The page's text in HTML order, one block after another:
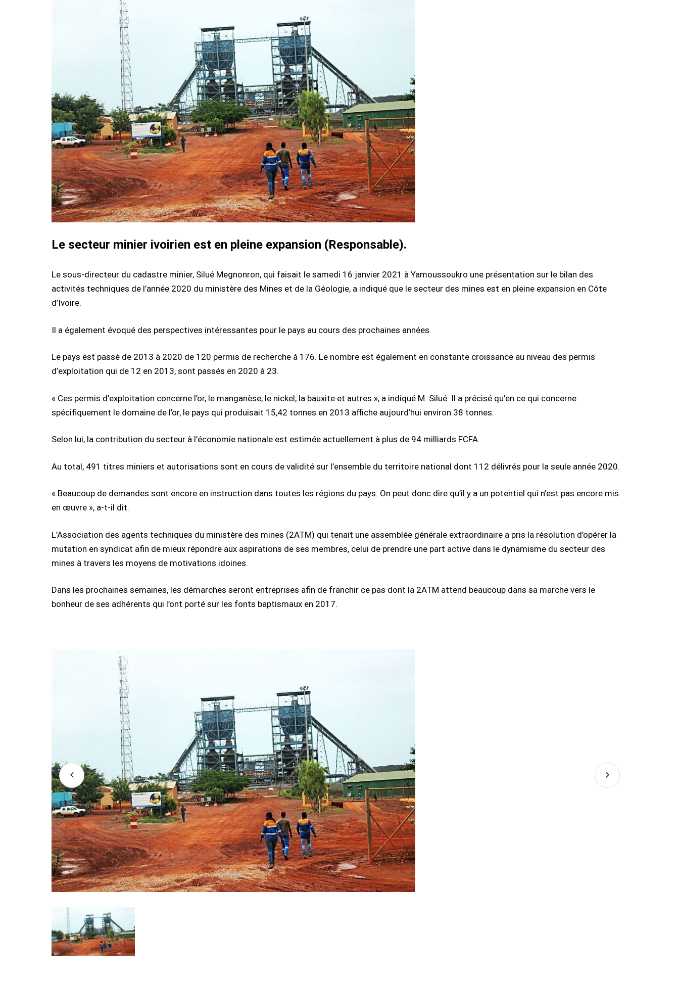
Le secteur minier ivoirien est en pleine expansion (Responsable).
Le sous-directeur du cadastre minier, Silué Megnonron, qui faisait le samedi 16 janvier 2021 à Yamoussoukro une présentation sur le bilan des
activités techniques de l’année 2020 du ministère des Mines et de la Géologie, a indiqué que le secteur des mines est en pleine expansion en Côte
d’Ivoire.
Il a également évoqué des perspectives intéressantes pour le pays au cours des prochaines années.
Le pays est passé de 2013 à 2020 de 120 permis de recherche à 176. Le nombre est également en constante croissance au niveau des permis
d’exploitation qui de 12 en 2013, sont passés en 2020 à 23.
« Ces permis d’exploitation concerne l’or, le manganèse, le nickel, la bauxite et autres », a indiqué M. Silué. Il a précisé qu’en ce qui concerne
spécifiquement le domaine de l’or, le pays qui produisait 15,42 tonnes en 2013 affiche aujourd’hui environ 38 tonnes.
Selon lui, la contribution du secteur à l’économie nationale est estimée actuellement à plus de 94 milliards FCFA.
Au total, 491 titres miniers et autorisations sont en cours de validité sur l’ensemble du territoire national dont 112 délivrés pour la seule année 2020.
« Beaucoup de demandes sont encore en instruction dans toutes les régions du pays. On peut donc dire qu’il y a un potentiel qui n’est pas encore mis
en œuvre », a-t-il dit.
L’Association des agents techniques du ministère des mines (2ATM) qui tenait une assemblée générale extraordinaire a pris la résolution d’opérer la
mutation en syndicat afin de mieux répondre aux aspirations de ses membres, celui de prendre une part active dans le dynamisme du secteur des
mines à travers les moyens de motivations idoines.
Dans les prochaines semaines, les démarches seront entreprises afin de franchir ce pas dont la 2ATM attend beaucoup dans sa marche vers le
bonheur de ses adhérents qui l’ont porté sur les fonts baptismaux en 2017.